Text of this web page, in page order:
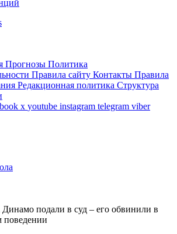
Прогнозы Политика
Правила сайту Контакты Правила
Редакционная политика Структура
x youtube instagram telegram viber
Динамо подали в суд – его обвинили в
поведении